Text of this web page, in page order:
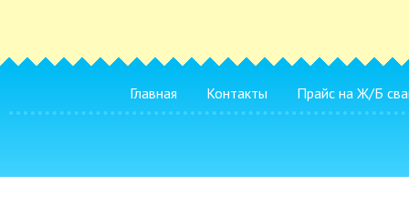
Главная Контакты Прайс на Ж/Б